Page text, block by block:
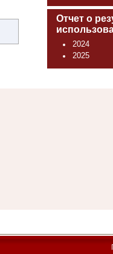
Отчет о
2024
2025